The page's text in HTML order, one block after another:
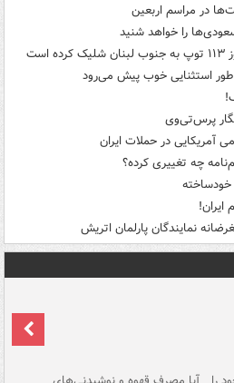
در مراسم اربعین
را خواهد شنید
طور استثنایی خوب پیش می‌رود
پرس‌تی‌وی
در حملات ایران
چه تغییری کرده؟
نمایندگان پارلمان اتریش